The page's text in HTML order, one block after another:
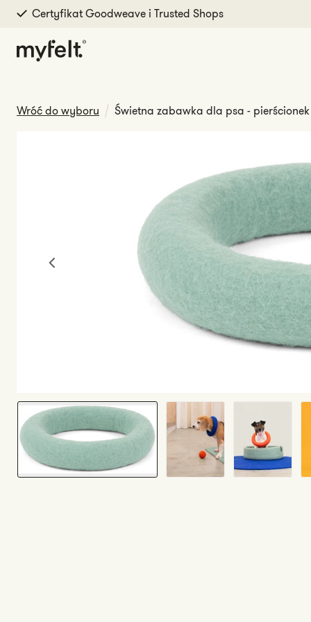
Przejdź do treści
Łatwe zwroty
Wróć do wyboru Świetna zabawka dla psa - pierścionek